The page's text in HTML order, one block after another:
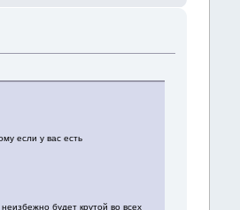
если у вас есть
будет крутой во всех